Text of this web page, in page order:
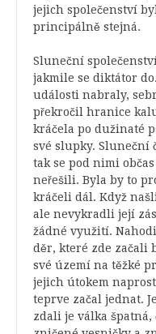
jejich společenství
principálně stejná.
Sluneční
jakmile se diktátor
události nabraly,
překročil hranice
kráčela po dužinaté
své slupky. Sluneční
tak se pod nimi
neřešili. Byla by to
kráčeli dál. Když
ale nevykradli její
žádné využití.
děr, které zde začali
své území na těžké
jejich útokem
teprve začal jednat.
zdali je válka